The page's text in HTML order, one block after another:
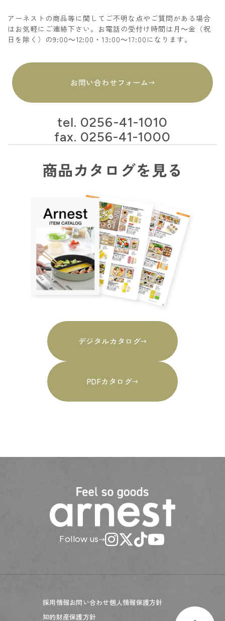
アーネストの商品等に関してご不明な点やご質問がある場合
はお気軽にご連絡下さい。お電話の受付け時間は月～金（祝
日を除く）の9:00～12:00・13:00～17:00になります。
お問い合わせフォーム
tel. 0256-41-1010
fax. 0256-41-1000
商品カタログを見る
デジタルカタログ
PDFカタログ
Follow us
採用情報お問い合わせ個人情報保護方針
知的財産保護方針